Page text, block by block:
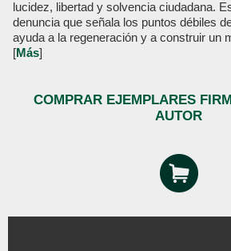
lucidez, libertad y solvencia ciudadana.
denuncia que señala los puntos débiles
ayuda a la regeneración y a construir un
[Más]
COMPRAR EJEMPLARES
AUTOR